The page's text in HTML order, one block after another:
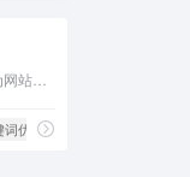
AITDK是一个创新性的在线AI工具，专注于为网站生成针对搜索引擎优化的标题、描述和关键词。通过深入分析用户输入的网站内容，AITDK运用先进的AI技术，为网站自动生成高度优化且吸引人的SEO内容。
词优化